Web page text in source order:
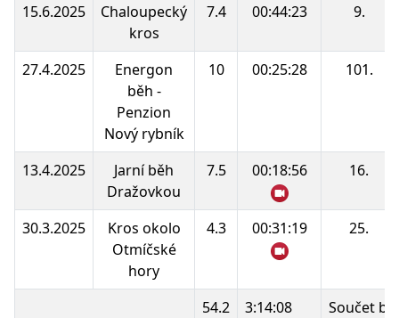
15.6.2025
Chaloupecký
kros
7.4 00:44:23 9.
27.4.2025
Energon
běh -
Penzion
Nový rybník
10 00:25:28 101.
13.4.2025
Jarní běh
Dražovkou
7.5 00:18:56 16.
30.3.2025
Kros okolo
Otmíčské
hory
4.3 00:31:19 25.
54.2
3:14:08 Součet